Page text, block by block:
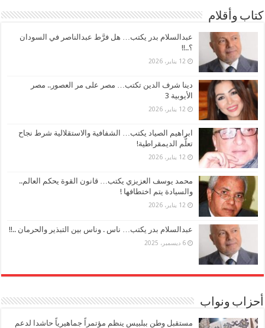
كتاب وأقلام
عبدالسلام بدر يكتب… هل فرَّط عبدالناصر في السودان
؟..!!
12 يناير، 2026
دينا شرف الدين تكتب… مصر على مر العصور.. مصر
الأيوبية 3
12 يناير، 2026
ابراهيم الصياد يكتب… الشفافية والاستقلالية شرط نجاح
تعلُّم الديمقراطية!
12 يناير، 2026
محمد يوسف العزيزي يكتب… قانون القوة يحكم العالم..
والسيادة يتم اختطافها !
12 يناير، 2026
عبدالسلام بدر يكتب… ناس . وناس بين التبذير والحرمان ..!!
6 ديسمبر، 2025
أحزاب ونواب
مستقبل وطن ببلبيس ينظم مؤتمراً جماهيرياً حاشدا لدعم